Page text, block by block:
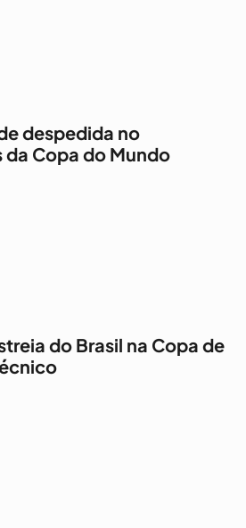
despedida no
da Copa do Mundo
do Brasil na Copa de